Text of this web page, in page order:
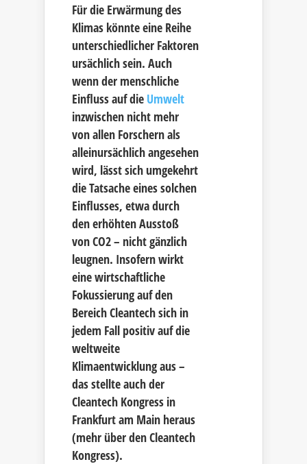
Für die Erwärmung des
Klimas könnte eine Reihe
unterschiedlicher Faktoren
ursächlich sein. Auch
wenn der menschliche
Einfluss auf die Umwelt
inzwischen nicht mehr
von allen Forschern als
alleinursächlich angesehen
wird, lässt sich umgekehrt
die Tatsache eines solchen
Einflusses, etwa durch
den erhöhten Ausstoß
von CO2 – nicht gänzlich
leugnen. Insofern wirkt
eine wirtschaftliche
Fokussierung auf den
Bereich Cleantech sich in
jedem Fall positiv auf die
weltweite
Klimaentwicklung aus –
das stellte auch der
Cleantech Kongress in
Frankfurt am Main heraus
(mehr über den Cleantech
Kongress).